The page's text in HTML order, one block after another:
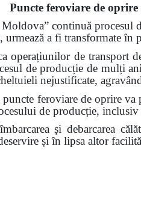
Puncte feroviare de
continuă
a fi transformate în
operațiunilor de transport
de producție de mulți
nejustificate,
feroviare de oprire va
de producție, inclusiv
îmbarcarea şi debarcarea
și în lipsa altor